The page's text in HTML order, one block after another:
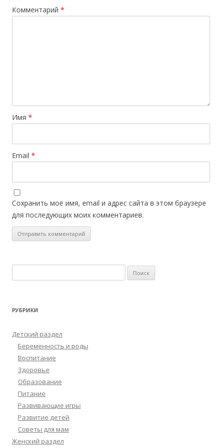
Комментарий *
Имя *
Email *
Сохранить моё имя, email и адрес сайта в этом браузере
для последующих моих комментариев.
РУБРИКИ
Детский раздел
Беременность и роды
Воспитание
Здоровье
Образование
Питание
Развивающие игры
Развитие детей
Советы для мам
Женский раздел